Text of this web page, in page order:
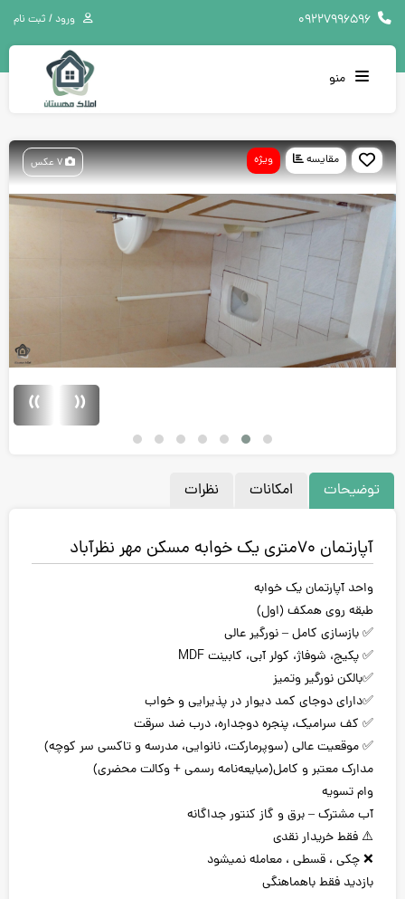
ورود / ثبت نام
منو
»
«
مقایسه ویژه ۷ عکس
توضیحات امکانات نظرات
آپارتمان ۷۰متری یک خوابه مسکن مهر نظرآباد
واحد آپارتمان یک خوابه
طبقه روی همکف (اول)
✅ بازسازی کامل – نورگیر عالی
✅ پکیج، شوفاژ، کولر آبی، کابینت MDF
✅بالکن نورگیر وتمیز
✅دارای دوجای کمد دیوار در پذیرایی و خواب
✅ کف سرامیک، پنجره دوجداره، درب ضد سرقت
✅ موقعیت عالی (سوپرمارکت، نانوایی، مدرسه و تاکسی سر کوچه)
مدارک معتبر و کامل(مبایعه‌نامه رسمی + وکالت محضری)
وام تسویه
آب مشترک – برق و گاز کنتور جداگانه
⚠️ فقط خریدار نقدی
❌ چکی ، قسطی ، معامله نمیشود
بازدید فقط باهماهنگی